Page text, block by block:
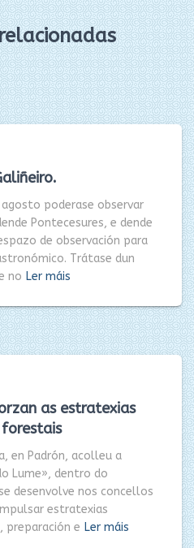
poderase observar
Pontecesures, e dende
de observación para
Trátase dun
no Ler máis
as estratexias
en Padrón, acolleu a
Lume», dentro do
desenvolve nos concellos
estratexias
preparación e Ler máis